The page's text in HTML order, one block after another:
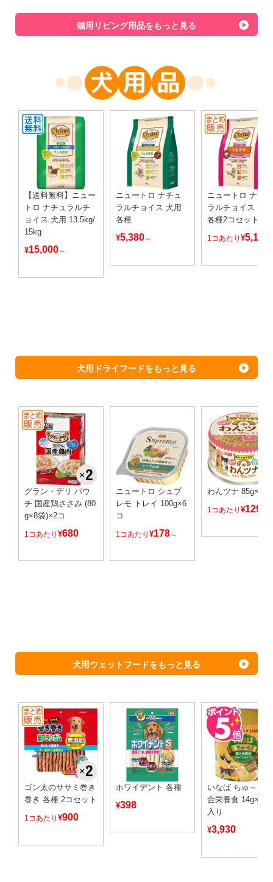
猫用リビング用品をもっと見る
【送料無料】ニュー
トロ ナチュラルチ
ョイス 犬用 13.5kg/
15kg
¥15,000～
ニュートロ ナチュ
ラルチョイス 犬用
各種
¥5,380～
ニュートロ ナチュ
ラルチョイス 犬用
各種2コセット
1コあたり¥5,180
犬用ドライフードをもっと見る
グラン・デリ パウ
チ 国産鶏ささみ (80
g×8袋)×2コ
1コあたり¥680
ニュートロ シュプ
レモ トレイ 100g×6
コ
1コあたり¥178～
わんツナ 85g×24
1コあたり¥129
犬用ウェットフードをもっと見る
ゴン太のササミ巻き
巻き 各種 2コセット
1コあたり¥900
ホワイデント 各種
¥398
いなば ちゅ～る
合栄養食
入り
¥3,930